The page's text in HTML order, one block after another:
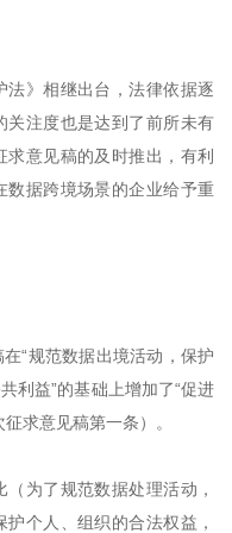
法》相继出台，法律依据逐
关注度也是达到了前所未有
意见稿的及时推出，有利
数据跨境场景的企业给予重
“规范数据出境活动，保护
利益”的基础上增加了“促进
求意见稿第一条）。
为了规范数据处理活动，
个人、组织的合法权益，